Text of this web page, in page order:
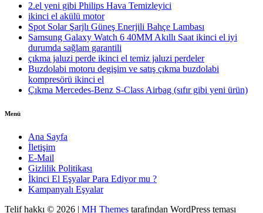
2.el yeni gibi Philips Hava Temizleyici
ikinci el akülü motor
Spot Solar Şarjlı Güneş Enerjili Bahçe Lambası
Samsung Galaxy Watch 6 40MM Akıllı Saat ikinci el iyi
durumda sağlam garantili
çıkma jaluzi perde ikinci el temiz jaluzi perdeler
Buzdolabi motoru degişim ve satış çıkma buzdolabi
kompresörü ikinci el
Çıkma Mercedes-Benz S-Class Airbag (sıfır gibi yeni ürün)
Menü
Ana Sayfa
İletişim
E-Mail
Gizlilik Politikası
İkinci El Eşyalar Para Ediyor mu ?
Kampanyalı Eşyalar
Telif hakkı © 2026 | MH Themes tarafından WordPress teması